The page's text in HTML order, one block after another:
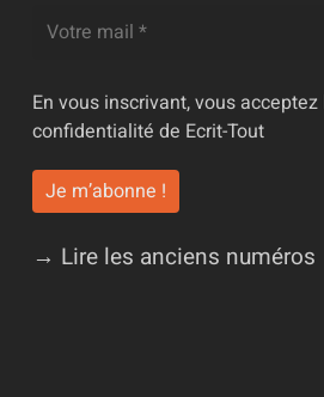
En vous inscrivant, vous acceptez
confidentialité de Ecrit-Tout
→ Lire les anciens numéros